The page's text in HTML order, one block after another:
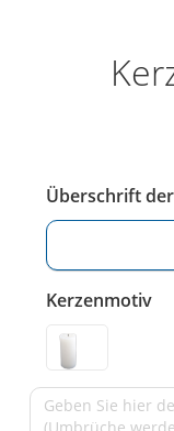
Überschrift
Kerzenmotiv